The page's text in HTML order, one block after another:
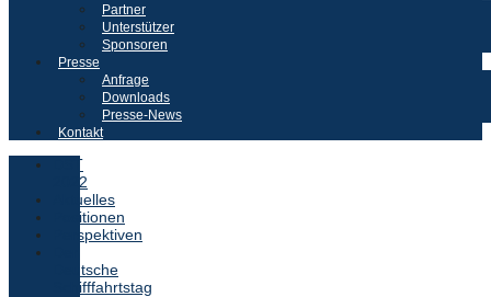
Partner
Unterstützer
Sponsoren
Presse
Anfrage
Downloads
Presse-News
Kontakt
DST
2022
Aktuelles
Positionen
Perspektiven
Deutsche
Schifffahrtstag